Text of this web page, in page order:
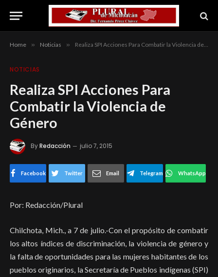
Home » Noticias » Realiza SPI Acciones Para Combatir la Violencia de Género
NOTICIAS
Realiza SPI Acciones Para
Combatir la Violencia de
Género
ByRedacción julio 7, 2015
Facebook Twitter Email Telegram WhatsApp
Por: Redacción/Plural
Chilchota, Mich., a 7 de julio.-Con el propósito de combatir
los altos índices de discriminación, la violencia de género y
la falta de oportunidades para las mujeres habitantes de los
pueblos originarios, la Secretaría de Pueblos indígenas (SPI)